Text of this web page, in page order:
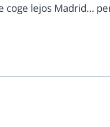
coge lejos Madrid…